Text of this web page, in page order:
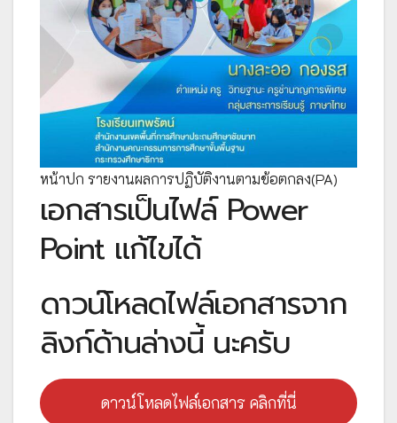
หน้าปก รายงานผลการปฏิบัติงานตามข้อตกลง(PA)
เอกสารเป็นไฟล์ Power
Point แก้ไขได้
ดาวน์โหลดไฟล์เอกสารจาก
ลิงก์ด้านล่างนี้ นะครับ
ดาวน์โหลดไฟล์เอกสาร คลิกที่นี่